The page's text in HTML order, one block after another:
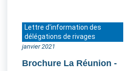
Lettre d'information des
délégations de rivages
janvier 2021
Brochure La Réunion -